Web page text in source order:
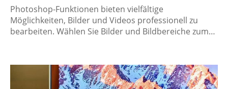
Photoshop-Funktionen bieten vielfältige
Möglichkeiten, Bilder und Videos professionell zu
bearbeiten. Wählen Sie Bilder und Bildbereiche zum…